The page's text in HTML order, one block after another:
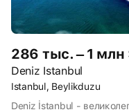
286 тыс. – 1 млн
Deniz Istanbul
Istanbul, Beylikduzu
Deniz İstanbul - великолепный и масштабный проект в